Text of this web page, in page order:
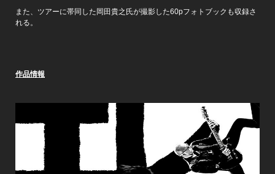
また、ツアーに帯同した岡田貴之氏が撮影した60pフォトブックも収録さ
れる。
作品情報